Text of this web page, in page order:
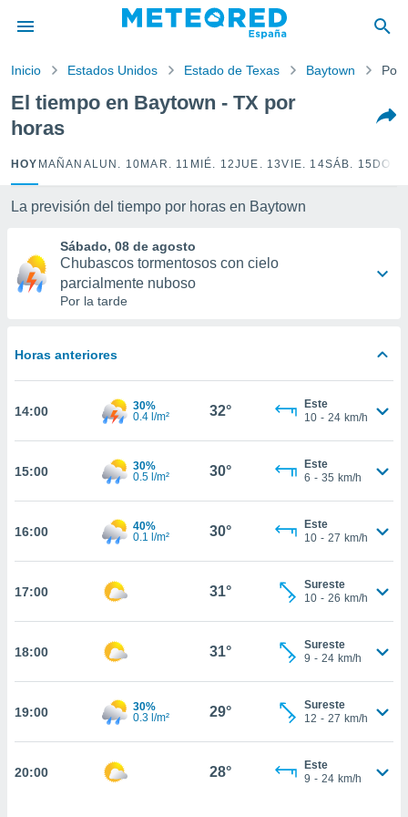
por
para
la
calidad.
a este
las
y
forma
la
ya sean
en
perfil
ACEPTAR
Inicio Estados Unidos Estado de Texas Baytown Por
El tiempo en Baytown - TX por
horas
HOY MAÑANA LUN. 10 MAR. 11 MIÉ. 12JUE. 13VIE. 14SÁB. 15
La previsión del tiempo por horas en Baytown
Sábado, 08 de agosto
Chubascos tormentosos con cielo
parcialmente nuboso
Por la tarde
Horas anteriores
14:00
30%
0.4 l/m²
32°
Este
10 - 24 km/h
15:00
30%
0.5 l/m²
30°
Este
6 - 35 km/h
16:00
40%
0.1 l/m²
30°
Este
10 - 27 km/h
17:00 31°
Sureste
10 - 26 km/h
18:00 31°
Sureste
9 - 24 km/h
19:00
30%
0.3 l/m²
29°
Sureste
12 - 27 km/h
20:00 28°
Este
9 - 24 km/h